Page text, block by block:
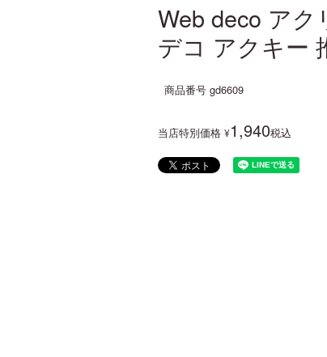
Web deco ア
デコ アクキー
商品番号 gd6609
当店特別価格 ¥1,940税込